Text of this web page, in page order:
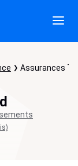
Assurances